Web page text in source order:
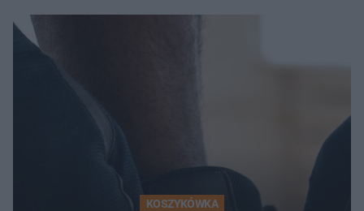
KOSZYKÓWKA